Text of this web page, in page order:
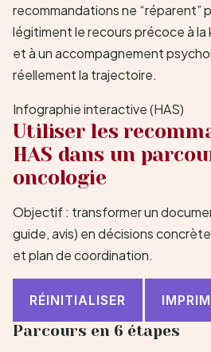
recommandations ne “réparent”
légitiment le recours précoce à la
et à un accompagnement
réellement la trajectoire.
Infographie interactive (HAS)
Utiliser les
HAS dans un
oncologie
Objectif : transformer un
guide, avis) en décisions
et plan de coordination.
RÉINITIALISER
Parcours en 6 étapes